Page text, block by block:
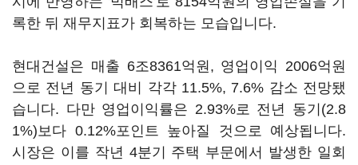
록한 뒤 재무지표가 회복하는 모습입니다.
현대건설은 매출 6조8361억원, 영업이익 2006억원
으로 전년 동기 대비 각각 11.5%, 7.6% 감소 전망됐
습니다. 다만 영업이익률은 2.93%로 전년 동기(2.8
1%)보다 0.12%포인트 높아질 것으로 예상됩니다.
시장은 이를 작년 4분기 주택 부문에서 발생한 일회